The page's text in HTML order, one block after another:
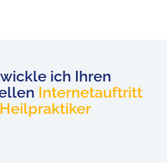
Heilpraktiker erstellen
ich Ihren
Internetauftritt